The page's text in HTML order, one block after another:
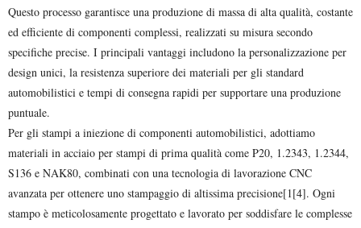
Questo processo garantisce una produzione di massa di alta qualità, costante
ed efficiente di componenti complessi, realizzati su misura secondo
specifiche precise. I principali vantaggi includono la personalizzazione per
design unici, la resistenza superiore dei materiali per gli standard
automobilistici e tempi di consegna rapidi per supportare una produzione
puntuale.
Per gli stampi a iniezione di componenti automobilistici, adottiamo
materiali in acciaio per stampi di prima qualità come P20, 1.2343, 1.2344,
S136 e NAK80, combinati con una tecnologia di lavorazione CNC
avanzata per ottenere uno stampaggio di altissima precisione[1[4]. Ogni
stampo è meticolosamente progettato e lavorato per soddisfare le complesse